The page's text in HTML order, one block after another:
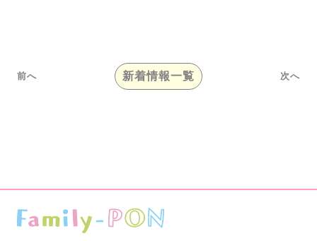
前へ 新着情報一覧 次へ